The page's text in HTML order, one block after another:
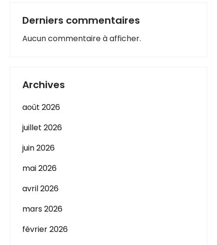
Derniers commentaires
Aucun commentaire à afficher.
Archives
août 2026
juillet 2026
juin 2026
mai 2026
avril 2026
mars 2026
février 2026